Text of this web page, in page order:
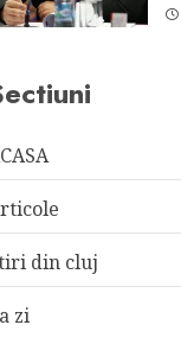
din cluj
zi